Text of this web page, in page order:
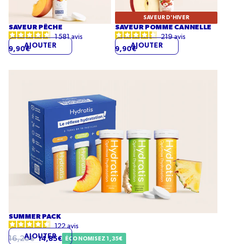
SAVEUR PÊCHE
1 581avis
9,90€AJOUTER
SAVEUR D'HIVER
SAVEUR POMME CANNELLE
219avis
9,90€AJOUTER
SUMMER PACK
122avis
Prix
16,20€ Prix
14,85€ ÉCONOMISEZ 1,35€
AJOUTER